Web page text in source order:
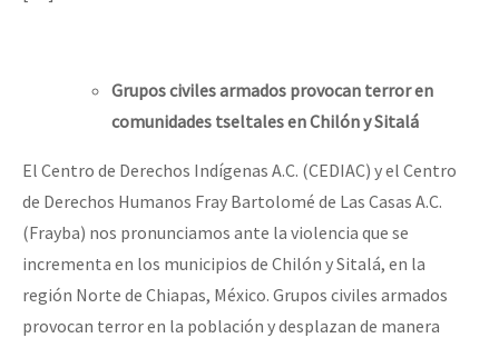
Migración
Presos
Mujeres
Dia 1: Encontro “Guerra contra a Humanidade”
[CDMX – 20 julio] Jornadas globales por la libertad de Jesús
“Sonhando a Terra do Bem Virá” se publica no Estado Espanhol
Grupos civiles armados provocan terror en
comunidades tseltales en Chilón y Sitalá
El Centro de Derechos Indígenas A.C. (CEDIAC) y el Centro
de Derechos Humanos Fray Bartolomé de Las Casas A.C.
(Frayba) nos pronunciamos ante la violencia que se
incrementa en los municipios de Chilón y Sitalá, en la
región Norte de Chiapas, México. Grupos civiles armados
provocan terror en la población y desplazan de manera